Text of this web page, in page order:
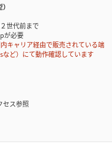
世代前まで
が必要
キャリア経由で販売されている端
など）にて動作確認しています
セス参照